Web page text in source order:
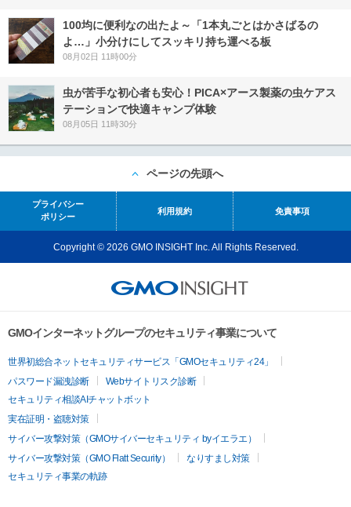
100均に便利なの出たよ～「1本丸ごとはかさばるの
よ…」小分けにしてスッキリ持ち運べる板
08月02日 11時00分
虫が苦手な初心者も安心！PICA×アース製薬の虫ケアス
テーションで快適キャンプ体験
08月05日 11時30分
ページの先頭へ
プライバシー
ポリシー
利用規約 免責事項
Copyright © 2026 GMO INSIGHT Inc. All Rights Reserved.
GMOインターネットグループのセキュリティ事業について
世界初総合ネットセキュリティサービス「GMOセキュリティ24」
パスワード漏洩診断
Webサイトリスク診断
セキュリティ相談AIチャットボット
実在証明・盗聴対策
サイバー攻撃対策（GMOサイバーセキュリティ byイエラエ）
サイバー攻撃対策（GMO Flatt Security）
なりすまし対策
セキュリティ事業の軌跡